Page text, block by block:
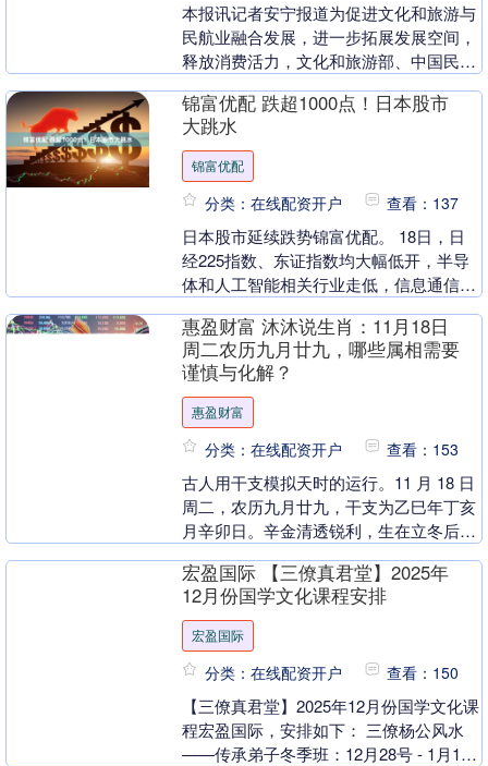
本报讯记者安宁报道为促进文化和旅游与
民航业融合发展，进一步拓展发展空间，
释放消费活力，文化和旅游部、中国民航
展行动方案》。《....
锦富优配 跌超1000点！日本股市
大跳水
锦富优配
分类：在线配资开户 查看：137
日本股市延续跌势锦富优配。 18日，日
经225指数、东证指数均大幅低开，半导
体和人工智能相关行业走低，信息通信和
指数跌超千....
惠盈财富 沐沐说生肖：11月18日
周二农历九月廿九，哪些属相需要
谨慎与化解？
惠盈财富
分类：在线配资开户 查看：153
古人用干支模拟天时的运行。11 月 18 日
周二，农历九月廿九，干支为乙巳年丁亥
月辛卯日。辛金清透锐利，生在立冬后，
藏是非风....
宏盈国际 【三僚真君堂】2025年
12月份国学文化课程安排
宏盈国际
分类：在线配资开户 查看：150
【三僚真君堂】2025年12月份国学文化课
程宏盈国际，安排如下： 三僚杨公风水
——传承弟子冬季班：12月28号 - 1月16